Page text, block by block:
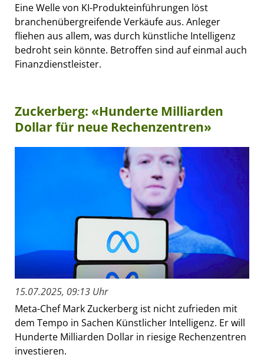
Eine Welle von KI-Produkteinführungen löst
branchenübergreifende Verkäufe aus. Anleger
fliehen aus allem, was durch künstliche Intelligenz
bedroht sein könnte. Betroffen sind auf einmal auch
Finanzdienstleister.
Zuckerberg: «Hunderte Milliarden
Dollar für neue Rechenzentren»
15.07.2025, 09:13 Uhr
Meta-Chef Mark Zuckerberg ist nicht zufrieden mit
dem Tempo in Sachen Künstlicher Intelligenz. Er will
Hunderte Milliarden Dollar in riesige Rechenzentren
investieren.